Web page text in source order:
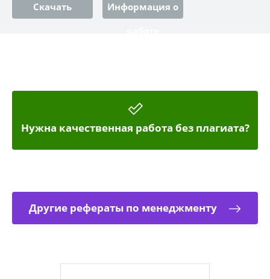
Скачать
Информация о
Нужна качественная работа без плагиата?
Другие рефераты по менеджменту